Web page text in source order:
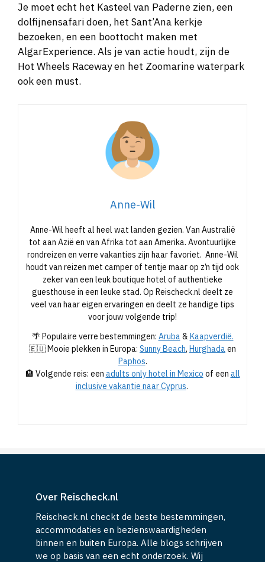
Je moet echt het Kasteel van Paderne zien, een
dolfijnensafari doen, het Sant’Ana kerkje
bezoeken, en een boottocht maken met
AlgarExperience. Als je van actie houdt, zijn de
Hot Wheels Raceway en het Zoomarine waterpark
ook een must.
Anne-Wil
Anne-Wil heeft al heel wat landen gezien. Van Australië
tot aan Azië en van Afrika tot aan Amerika. Avontuurlijke
rondreizen en verre vakanties zijn haar favoriet. Anne-Wil
houdt van reizen met camper of tentje maar op z’n tijd ook
zeker van een leuk boutique hotel of authentieke
guesthouse in een leuke stad. Op Reischeck.nl deelt ze
veel van haar eigen ervaringen en deelt ze handige tips
voor jouw volgende trip!
🌴 Populaire verre bestemmingen: Aruba& Kaapverdië.
🇪🇺 Mooie plekken in Europa: Sunny Beach, Hurghadaen
Paphos.
🏨 Volgende reis: een adults only hotel in Mexico of een all
inclusive vakantie naar Cyprus.
Over Reischeck.nl
Reischeck.nl checkt de beste bestemmingen,
accommodaties en bezienswaardigheden
binnen en buiten Europa. Alle blogs schrijven
we op basis van een echt onderzoek. Wij